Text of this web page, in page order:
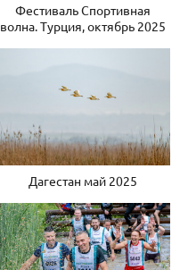
Фестиваль Спортивная
волна. Турция, октябрь 2025
Дагестан май 2025